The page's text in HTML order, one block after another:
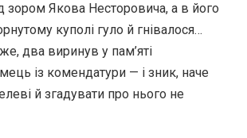
зором Якова Несторовича, а в його
куполі гуло й гнівалося…
два виринув у пам’яті
із комендатури — і зник, наче
й згадувати про нього не